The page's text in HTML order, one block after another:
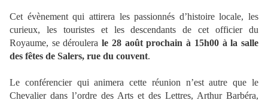
Cet évènement qui attirera les passionnés d’histoire locale, les
curieux, les touristes et les descendants de cet officier du
Royaume, se déroulerale 28 août prochain à 15h00 à la salle
des fêtes de Salers, rue du couvent.
Le conférencier qui animera cette réunion n’est autre que le
Chevalier dans l’ordre des Arts et des Lettres, Arthur Barbéra,